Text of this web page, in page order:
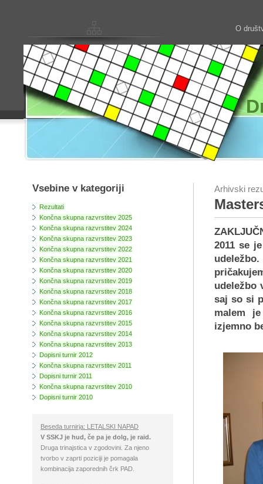
O
Vsebine v kategoriji
Rezultati
Končna skupna razvrstitev 2025
Končna skupna razvrstitev 2024
Končna skupna razvrstitev 2023
Končna skupna razvrstitev 2022
Končna skupna razvrstitev 2021
Končna skupna razvrstitev 2020
Končna skupna razvrstitev 2019
Končna skupna razvrstitev 2018
Končna skupna razvrstitev 2017
Končna skupna razvrstitev 2016
Končna skupna razvrstitev 2015
Končna skupna razvrstitev 2014
Končna skupna razvrstitev 2013
Dopisni turnir 2012
Končna skupna razvrstitev 2011
Dopisni turnir 2011
Končna skupna razvrstitev 2010
Dopisni turnir 2010
Beseda turnirja: LETALSKI NAPAD
V SSKJ je hud, če pa je dolg, je raid.
Druga trinajstica v zgodovini. Za njeno
tvorbo v zaprti poziciji je pomagala
kombinacija zaporednih črk PAD.
Arhivski
2011 se
udeležbo
saj so si
malem
izjemno